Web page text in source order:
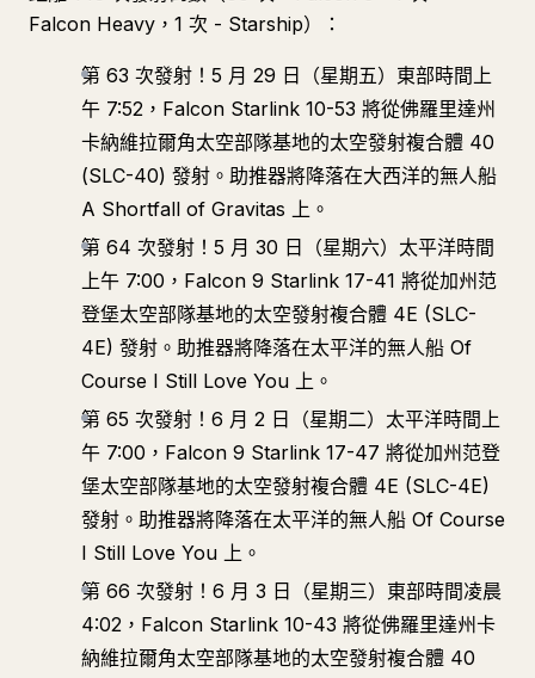
Falcon Heavy，1 次 - Starship）：
第 63 次發射！5 月 29 日（星期五）東部時間上
午 7:52，Falcon Starlink 10-53 將從佛羅里達州
卡納維拉爾角太空部隊基地的太空發射複合體 40
(SLC-40) 發射。助推器將降落在大西洋的無人船
A Shortfall of Gravitas 上。
第 64 次發射！5 月 30 日（星期六）太平洋時間
上午 7:00，Falcon 9 Starlink 17-41 將從加州范
登堡太空部隊基地的太空發射複合體 4E (SLC-
4E) 發射。助推器將降落在太平洋的無人船 Of
Course I Still Love You 上。
第 65 次發射！6 月 2 日（星期二）太平洋時間上
午 7:00，Falcon 9 Starlink 17-47 將從加州范登
堡太空部隊基地的太空發射複合體 4E (SLC-4E)
發射。助推器將降落在太平洋的無人船 Of Course
I Still Love You 上。
第 66 次發射！6 月 3 日（星期三）東部時間凌晨
4:02，Falcon Starlink 10-43 將從佛羅里達州卡
納維拉爾角太空部隊基地的太空發射複合體 40